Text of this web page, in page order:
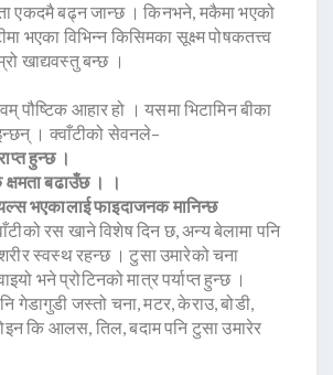
एकदमै बढ्न जान्छ । किनभने, मकैमा भएको
भएका विभिन्न किसिमका सूक्ष्म पोषकतत्त्व
खाद्यवस्तु बन्छ ।
पौष्टिक आहार हो । यसमा भिटामिन बीका
। क्वाँटीको सेवनले–
हुन्छ ।
क्षमता बढाउँछ । ।
भएकालाई फाइदाजनक मानिन्छ
रस खाने विशेष दिन छ, अन्य बेलामा पनि
स्वस्थ रहन्छ । टुसा उमारेको चना
भने प्रोटिनको मात्र पर्याप्त हुन्छ ।
गेडागुडी जस्तो चना, मटर, केराउ, बोडी,
कि आलस, तिल, बदाम पनि टुसा उमारेर